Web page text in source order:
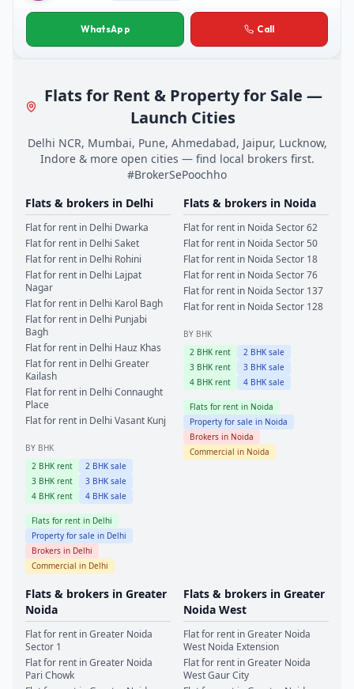
Sunita Arora
WhatsApp Call
Flats for Rent & Property for Sale —
Launch Cities
Delhi NCR, Mumbai, Pune, Ahmedabad, Jaipur, Lucknow,
Indore & more open cities — find local brokers first.
#BrokerSePoochho
Flats & brokers in Delhi
Flat for rent in Delhi Dwarka
Flat for rent in Delhi Saket
Flat for rent in Delhi Rohini
Flat for rent in Delhi Lajpat
Nagar
Flat for rent in Delhi Karol Bagh
Flat for rent in Delhi Punjabi
Bagh
Flat for rent in Delhi Hauz Khas
Flat for rent in Delhi Greater
Kailash
Flat for rent in Delhi Connaught
Place
Flat for rent in Delhi Vasant Kunj
BY BHK
2 BHK rent 2 BHK sale
3 BHK rent 3 BHK sale
4 BHK rent 4 BHK sale
Flats for rent in Delhi
Property for sale in Delhi
Brokers in Delhi
Commercial in Delhi
Flats & brokers in Noida
Flat for rent in Noida Sector 62
Flat for rent in Noida Sector 50
Flat for rent in Noida Sector 18
Flat for rent in Noida Sector 76
Flat for rent in Noida Sector 137
Flat for rent in Noida Sector 128
BY BHK
2 BHK rent 2 BHK sale
3 BHK rent 3 BHK sale
4 BHK rent 4 BHK sale
Flats for rent in Noida
Property for sale in Noida
Brokers in Noida
Commercial in Noida
Flats & brokers in Greater
Noida
Flat for rent inGreater Noida
Sector 1
Flat for rent inGreater Noida
Pari Chowk
Flats & brokers in Greater
Noida West
Flat for rent inGreater Noida
West Noida Extension
Flat for rent inGreater Noida
WestGaur City